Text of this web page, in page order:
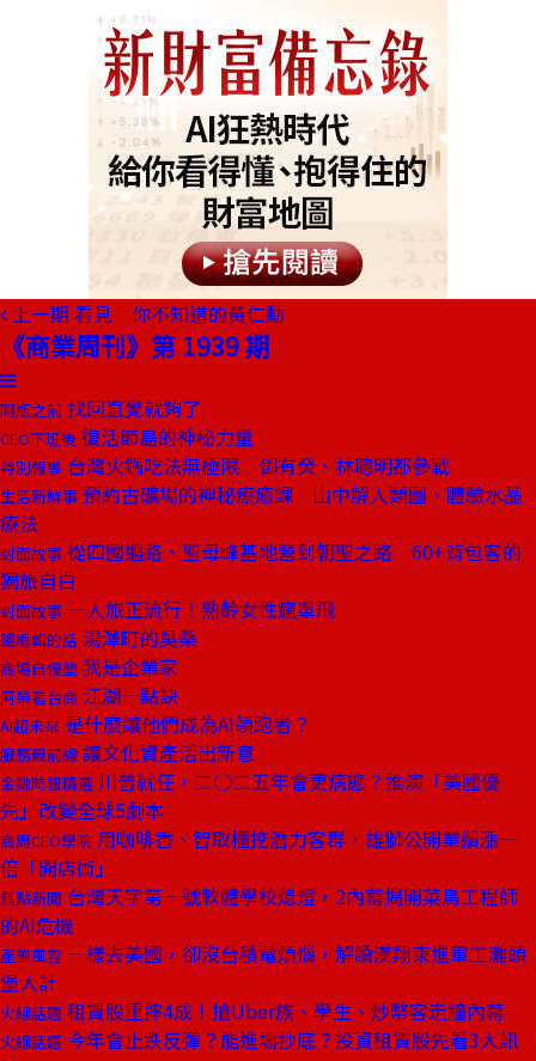
上一期 看見 你不知道的黃仁勳
《商業周刊》第 1939 期
開瓶之前 找回直覺就夠了
CEO下班後 復活節島的神秘力量
特別報導 台灣火鍋吃法無極限 鄧有癸、林聰明都參戰
生活新鮮事 預約古礦場的神秘療癒課 山中解人類圖、體驗水晶
療法
封面故事 從四國遍路、聖母峰基地營到朝聖之路 60+背包客的
獨旅自白
封面故事 一人旅正流行！熟齡女性瘋單飛
總編輯的話 湯澤町的吳桑
商場自慢塾 我是企業家
阿榮看台商 江湖一點訣
AI超未來 是什麼讓他們成為AI領跑者？
服務最前線 讓文化資產活出新意
金融時報精選 川普就任，二○二五年會更病態？推演「美國優
先」改變全球5劇本
商周CEO學院 用咖啡香、智取櫃挖潛力客群，雄獅公開業績漲一
倍「開店術」
焦點新聞 台灣天字第一號軟體學校熄燈，2內幕揭開菜鳥工程師
的AI危機
產業風雲 一樣去美國，卻沒台積電煩惱，解讀漢翔東進軍工灘頭
堡大計
火線話題 租賃股重摔4成！搶Uber族、學生、炒幣客走鐘內幕
火線話題 今年會止跌反彈？能進場抄底？投資租賃股先看3大訊